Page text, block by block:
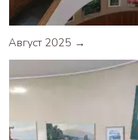
Август 2025 →